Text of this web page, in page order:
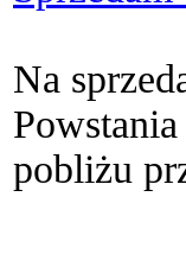
Na
pobliżu